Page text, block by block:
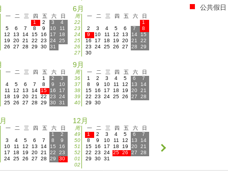
一 二 三 四 五 六
日
1
2 3
4
5
6 7 8 9 10
11
12
13 14 15 16 17
18
19
20 21 22 23 24
25
26
27 28 29 30 31
6月
周 一 二 三 四 五 六
日
22
1
23
2 3 4 5 6 7
8
24
9 10 11 12 13 14
15
25
16 17 18 19 20 21
22
26
23 24 25 26 27 28
29
27
30
一 二 三 四 五 六
日
1
2
3
4
5 6 7 8 9
10
11
12 13 14 15 16
17
18
19 20 21 22 23
24
25 26 27 28 29 30 31
9月
周 一 二 三 四 五 六
日
36
1 2 3 4 5 6
7
37
8 9 10 11 12 13
14
38
15 16 17 18 19 20
21
39
22 23 24 25 26 27
28
40
29 30
一 二 三 四 五 六
日
1
2
3
4 5 6 7 8
9
10
11 12 13 14 15
16
17
18 19 20 21 22
23
24 25 26 27 28 29 30
12月
周 一 二 三 四 五 六
日
49
1 2 3 4 5 6
7
50
8 9 10 11 12 13
14
51
15 16 17 18 19 20
21
52
22 23 24 25 26 27
28
01
29 30 31
02
公共假日